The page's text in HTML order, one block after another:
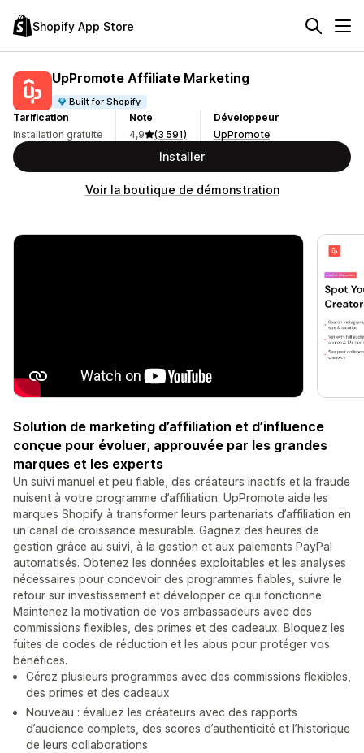
Shopify App Store
UpPromote Affiliate Marketing
Built for Shopify
Tarification
Installation gratuite
Note
4,9
(3 591)
Développeur
UpPromote
Installer
Voir la boutique de démonstration
Solution de marketing d’affiliation et d’influence
conçue pour évoluer, approuvée par les grandes
marques et les experts
Un suivi manuel et peu fiable, des créateurs inactifs et la fraude
nuisent à votre programme d’affiliation. UpPromote aide les
marques Shopify à transformer leurs partenariats d’affiliation en
un canal de croissance mesurable. Gagnez des heures de
gestion grâce au suivi, à la gestion et aux paiements PayPal
automatisés. Obtenez les données exploitables et les analyses
nécessaires pour concevoir des programmes fiables, suivre le
retour sur investissement et développer ce qui fonctionne.
Maintenez la motivation de vos ambassadeurs avec des
commissions flexibles, des primes et des cadeaux. Bloquez les
fuites de codes de réduction et les abus pour protéger vos
bénéfices.
Gérez plusieurs programmes avec des commissions flexibles,
des primes et des cadeaux
Nouveau : évaluez les créateurs avec des rapports
d’audience complets, des scores d’authenticité et l’historique
de leurs collaborations